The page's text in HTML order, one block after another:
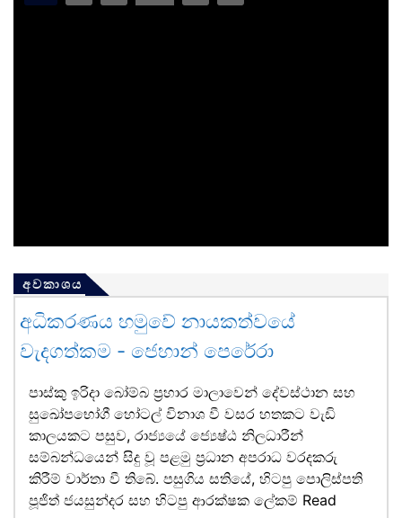
අවකාශය
අධිකරණය හමුවේ නායකත්වයේ
වැදගත්කම - ජෙහාන් පෙරේරා
පාස්කු ඉරිදා බෝම්බ ප්‍රහාර මාලාවෙන් දේවස්ථාන සහ
සුඛෝපභෝගී හෝටල් විනාශ වී වසර හතකට වැඩි
කාලයකට පසුව, රාජ්‍යයේ ජ්‍යෙෂ්ඨ නිලධාරීන්
සම්බන්ධයෙන් සිදු වූ පළමු ප්‍රධාන අපරාධ වරදකරු
කිරීම් වාර්තා වී තිබේ. පසුගිය සතියේ, හිටපු පොලිස්පති
පූජිත් ජයසුන්දර සහ හිටපු ආරක්ෂක ලේකම් Read